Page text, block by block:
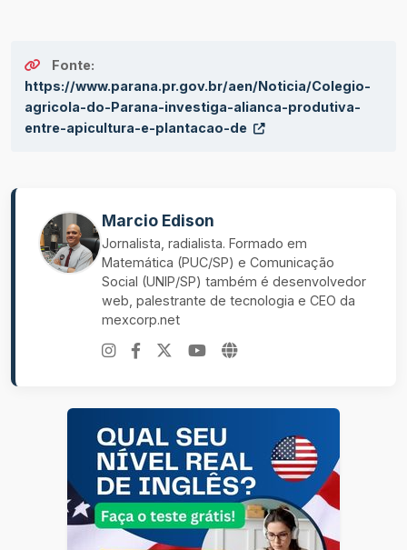
Fonte:
https://www.parana.pr.gov.br/aen/Noticia/Colegio-
agricola-do-Parana-investiga-alianca-produtiva-
entre-apicultura-e-plantacao-de
Marcio Edison
Jornalista, radialista. Formado em
Matemática (PUC/SP) e Comunicação
Social (UNIP/SP) também é desenvolvedor
web, palestrante de tecnologia e CEO da
mexcorp.net